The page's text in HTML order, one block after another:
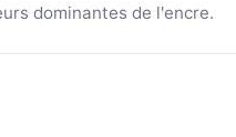
dominantes de l'encre.